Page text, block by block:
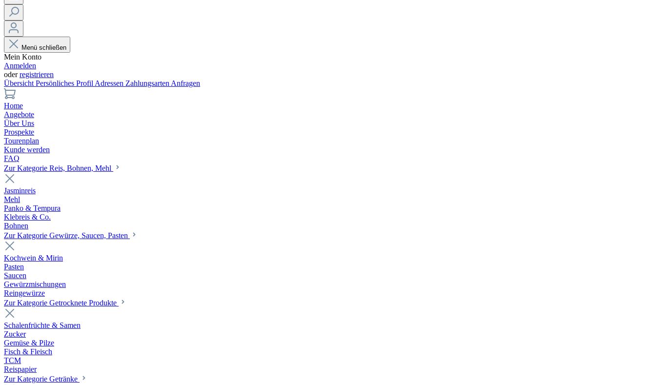
Menü schließen
Mein Konto
Anmelden
oderregistrieren
Übersicht Persönliches Profil Adressen Zahlungsarten Anfragen
Home
Angebote
Über Uns
Prospekte
Tourenplan
Kunde werden
FAQ
Zur Kategorie Reis, Bohnen, Mehl
Jasminreis
Mehl
Panko & Tempura
Klebreis & Co.
Bohnen
Zur Kategorie Gewürze, Saucen, Pasten
Kochwein & Mirin
Pasten
Saucen
Gewürzmischungen
Reingewürze
Zur Kategorie Getrocknete Produkte
Schalenfrüchte & Samen
Zucker
Gemüse & Pilze
Fisch & Fleisch
TCM
Reispapier
Zur Kategorie Getränke